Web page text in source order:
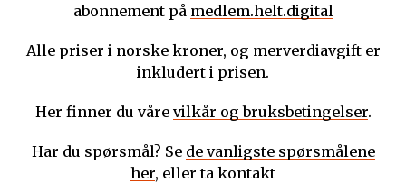
abonnement på medlem.helt.digital
Alle priser i norske kroner, og merverdiavgift er
inkludert i prisen.
Her finner du våre vilkår og bruksbetingelser.
Har du spørsmål? Se de vanligste spørsmålene
her, eller ta kontakt